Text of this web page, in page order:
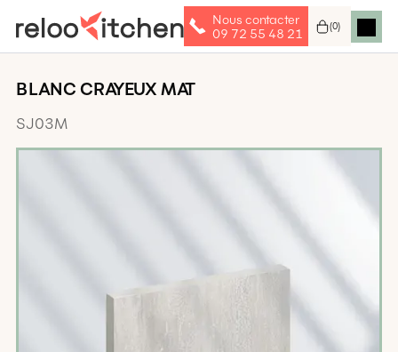
Nous contacter
09 72 55 48 21
(0)
BLANC CRAYEUX MAT
SJ03M